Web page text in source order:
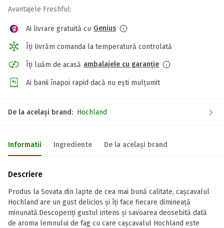
Avantajele Freshful:
Ai livrare gratuită cu Genius
Îți livrăm comanda la temperatură controlată
Îți luăm de acasă ambalajele cu garanție
Ai banii înapoi rapid dacă nu ești mulțumit
De la același brand: Hochland
Informatii Ingrediente De la același brand
Descriere
Produs la Sovata din lapte de cea mai bună calitate, cașcavalul
Hochland are un gust delicios și îți face fiecare dimineață
minunată.Descoperiți gustul intens și savoarea deosebită dată
de aroma lemnului de fag cu care cașcavalul Hochland este